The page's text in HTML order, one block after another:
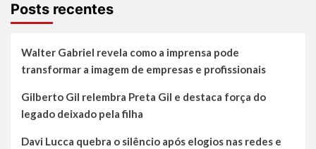
Posts recentes
Walter Gabriel revela como a imprensa pode
transformar a imagem de empresas e profissionais
Gilberto Gil relembra Preta Gil e destaca força do
legado deixado pela filha
Davi Lucca quebra o silêncio após elogios nas redes e